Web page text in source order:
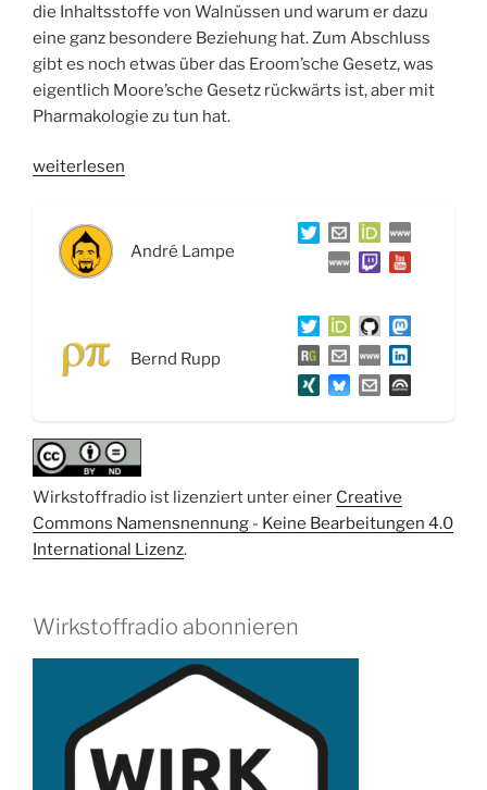
die Inhaltsstoffe von Walnüssen und warum er dazu
eine ganz besondere Beziehung hat. Zum Abschluss
gibt es noch etwas über das Eroom’sche Gesetz, was
eigentlich Moore’sche Gesetz rückwärts ist, aber mit
Pharmakologie zu tun hat.
„WSR027
Zitrusfrüchte,
Walnüsse
umgedrehte
Moore’sche
weiterlesen
André Lampe
Bernd Rupp
Wirkstoffradio ist lizenziert unter einer Creative
Commons Namensnennung - Keine Bearbeitungen 4.0
International Lizenz.
Wirkstoffradio abonnieren